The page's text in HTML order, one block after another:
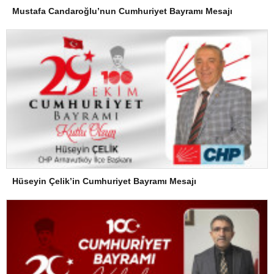
Mustafa Candaroğlu’nun Cumhuriyet Bayramı Mesajı
Hüseyin Çelik’in Cumhuriyet Bayramı Mesajı